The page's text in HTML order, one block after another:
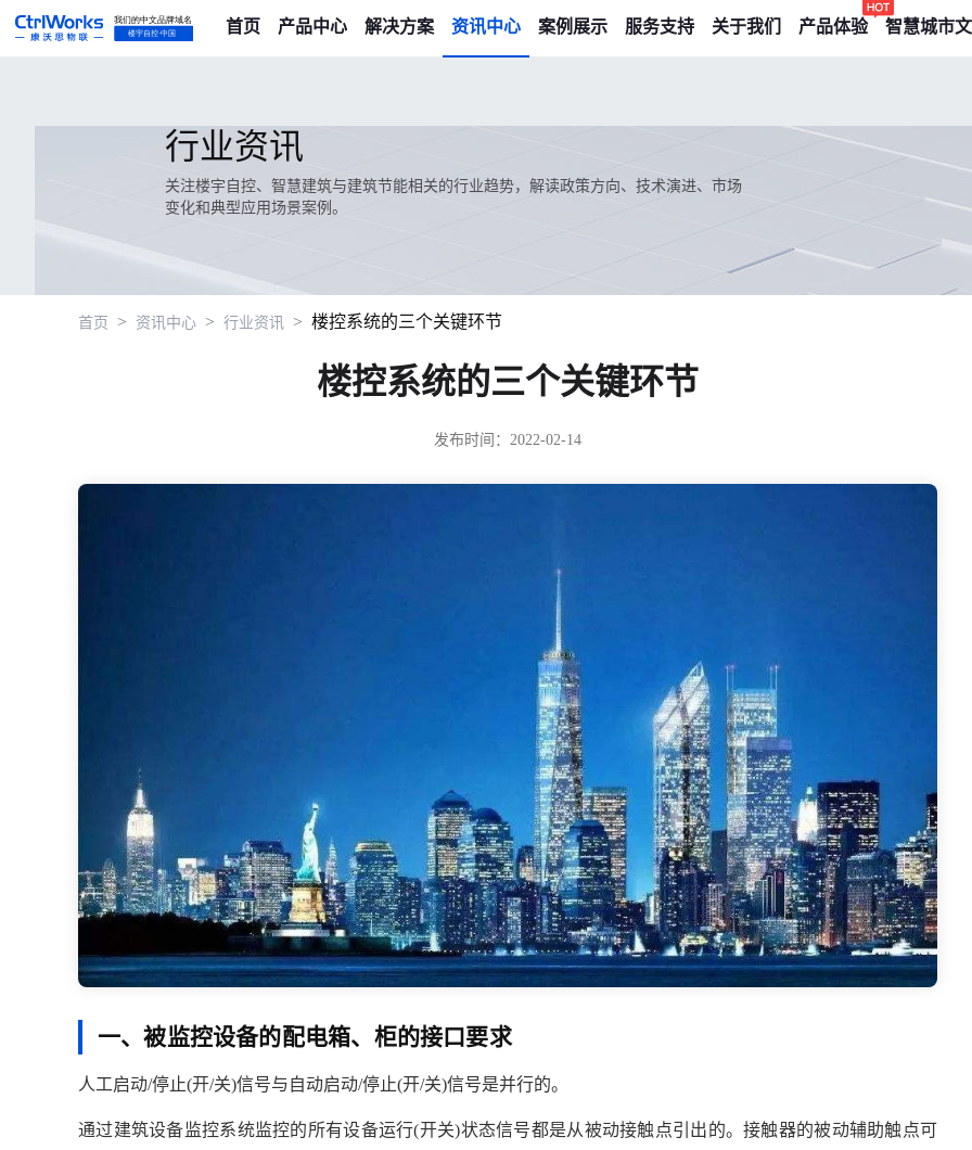
首页 产品中心 解决方案 资讯中心 案例展示 服务支持 关于我们 产品体验 智慧城市
行业资讯
关注楼宇自控、智慧建筑与建筑节能相关的行业趋势，解读政策方向、技术演进、市场
变化和典型应用场景案例。
首页 > 资讯中心 > 行业资讯 > 楼控系统的三个关键环节
楼控系统的三个关键环节
发布时间：2022-02-14
一、被监控设备的配电箱、柜的接口要求
人工启动/停止(开/关)信号与自动启动/停止(开/关)信号是并行的。
通过建筑设备监控系统监控的所有设备运行(开关)状态信号都是从被动接触点引出的。接触器的被动辅助触点可